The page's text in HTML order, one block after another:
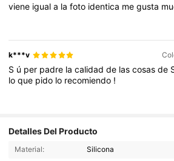
viene iguala lafoto identica megusta
k***v
S ú per padre lacalidadde lascosasde
loque pido lo recomiendo !
Detalles Del Producto
Material: Silicona
4,91 2.4K Seguidores